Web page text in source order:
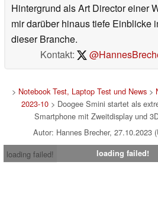
Hintergrund als Art Director einer
mir darüber hinaus tiefe Einblicke
dieser Branche.
Kontakt:
> Notebook Test, Laptop Test und News>
2023-10 > Doogee Smini startet als
Smartphone mit Zweitdisplay und
Autor: Hannes Brecher, 27.10.2023
loading failed!
loading failed!